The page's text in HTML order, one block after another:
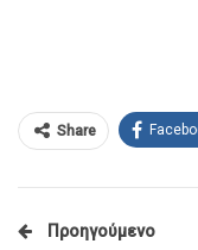
Share
Προηγούμενο